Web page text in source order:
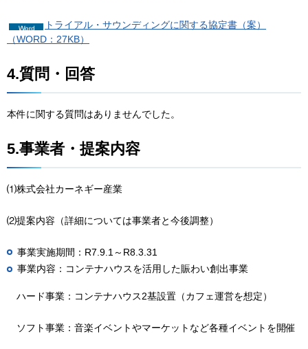
トライアル・サウンディングに関する協定書（案）
（WORD：27KB）
4.質問・回答
本件に関する質問はありませんでした。
5.事業者・提案内容
⑴株式会社カーネギー産業
⑵提案内容（詳細については事業者と今後調整）
事業実施期間：R7.9.1～R8.3.31
事業内容：コンテナハウスを活用した賑わい創出事業
ハード事業：コンテナハウス2基設置（カフェ運営を想定）
ソフト事業：音楽イベントやマーケットなど各種イベントを開催